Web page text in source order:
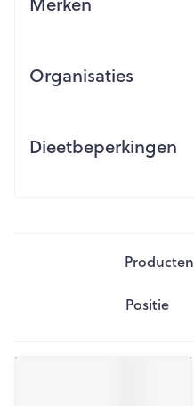
Organisaties
Dieetbeperkingen
Producten
Sorteer op: